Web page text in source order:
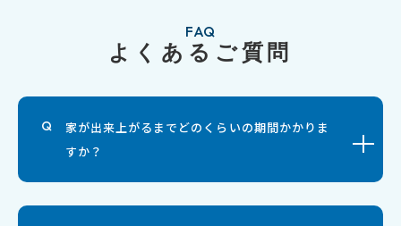
FAQ
よくあるご質問
家が出来上がるまでどのくらいの期間かかりま
すか？